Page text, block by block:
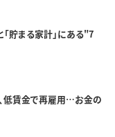
「貯まる家計」にある"7
低賃金で再雇用…お金の